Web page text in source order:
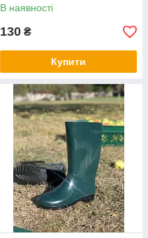
В наявності
130 ₴
Купити